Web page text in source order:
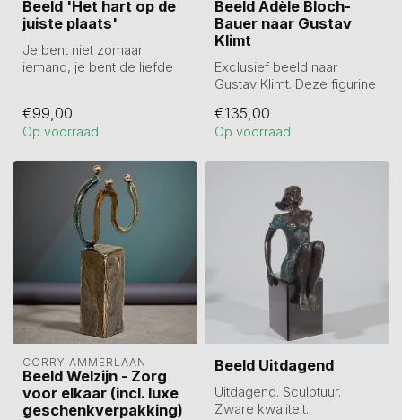
Beeld 'Het hart op de
juiste plaats'
Je bent niet zomaar
iemand, je bent de liefde
€99,00
Op voorraad
Beeld Adèle Bloch-
Bauer naar Gustav
Klimt
Exclusief beeld naar
Gustav Klimt. Deze figurine
wereldb...
€135,00
Op voorraad
CORRY AMMERLAAN
Beeld Welzijn - Zorg
voor elkaar (incl. luxe
geschenkverpakking)
Beeld Uitdagend
Uitdagend. Sculptuur.
Zware kwaliteit.